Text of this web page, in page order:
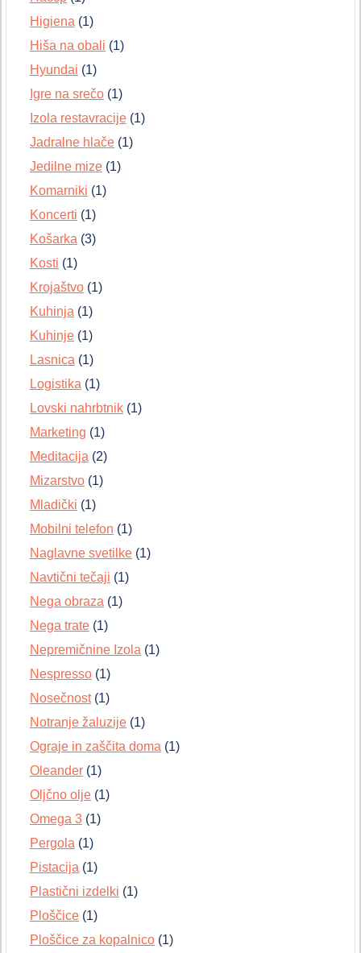
Higiena (1)
Hiša na obali (1)
Hyundai (1)
Igre na srečo (1)
Izola restavracije (1)
Jadralne hlače (1)
Jedilne mize (1)
Komarniki (1)
Koncerti (1)
Košarka (3)
Kosti (1)
Krojaštvo (1)
Kuhinja (1)
Kuhinje (1)
Lasnica (1)
Logistika (1)
Lovski nahrbtnik (1)
Marketing (1)
Meditacija (2)
Mizarstvo (1)
Mladički (1)
Mobilni telefon (1)
Naglavne svetilke (1)
Navtični tečaji (1)
Nega obraza (1)
Nega trate (1)
Nepremičnine Izola (1)
Nespresso (1)
Nosečnost(1)
Notranje žaluzije (1)
Ograje in zaščita doma (1)
Oleander (1)
Oljčno olje (1)
Omega 3 (1)
Pergola (1)
Pistacija (1)
Plastični izdelki (1)
Ploščice (1)
Ploščice za kopalnico (1)